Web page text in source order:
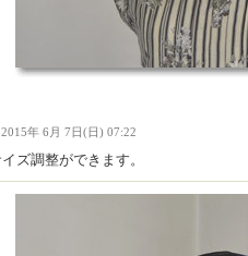
2015年 6月 7日(日) 07:22
ズ調整ができます。